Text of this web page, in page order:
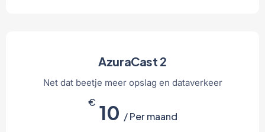
AzuraCast 2
Net dat beetje meer opslag en dataverkeer
€ 10 / Per maand